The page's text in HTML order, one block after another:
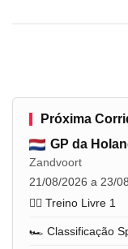
Próxima
GP da
Zandvoort
21/08/2026 a 23/
🏋️‍♂️ Treino Livre 1
🏎️ Classificação